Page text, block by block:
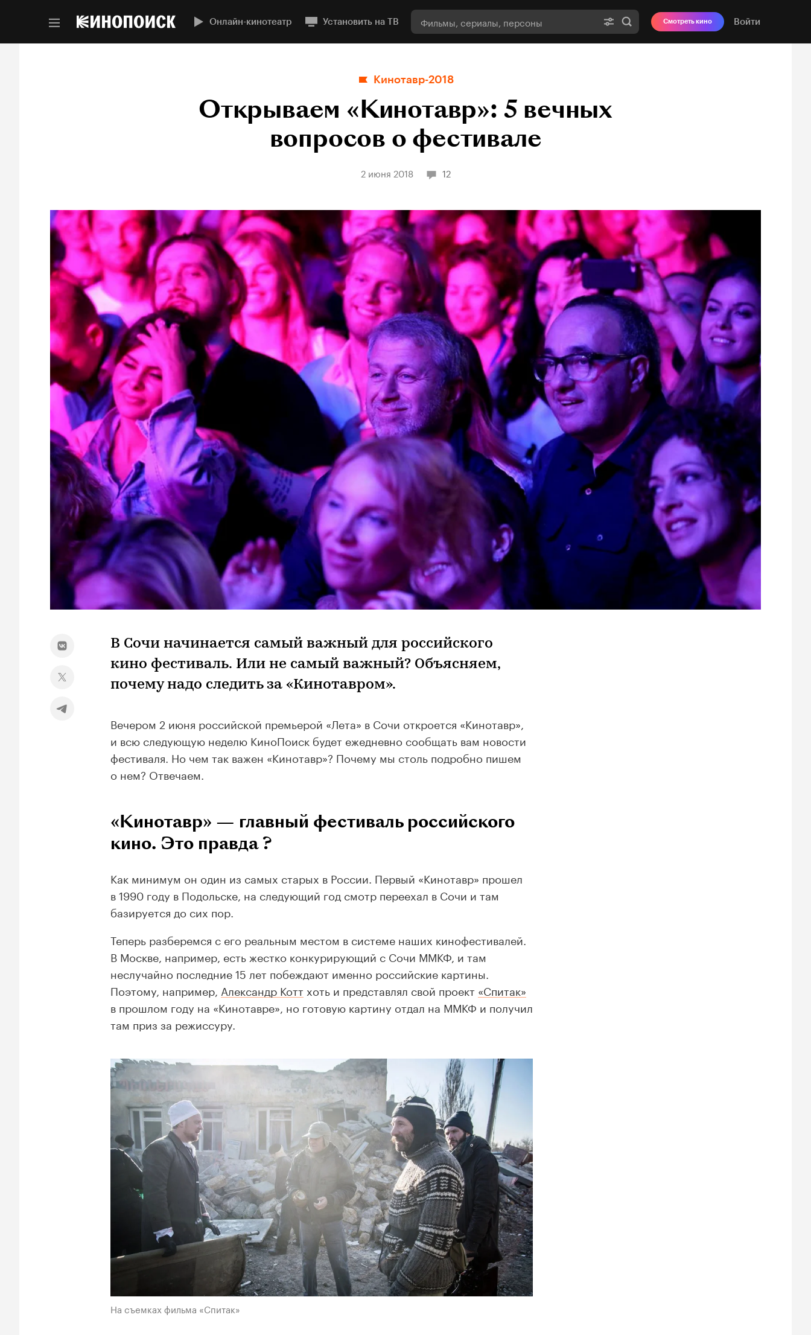
Онлайн-кинотеатр Установить на ТВ Смотреть кино Войти
Кинотавр-2018
Открываем «Кинотавр»: 5 вечных
вопросов о фестивале
2 июня 2018 12
В Сочи начинается самый важный для российского
кино фестиваль. Или не самый важный? Объясняем,
почему надо следить за «Кинотавром».
Вечером 2 июня российской премьерой «Лета» в Сочи откроется «Кинотавр»,
и всю следующую неделю КиноПоиск будет ежедневно сообщать вам новости
фестиваля. Но чем так важен «Кинотавр»? Почему мы столь подробно пишем
о нем? Отвечаем.
«Кинотавр» — главный фестиваль российского
кино. Это правда ?
Как минимум он один из самых старых в России. Первый «Кинотавр» прошел
в 1990 году в Подольске, на следующий год смотр переехал в Сочи и там
базируется до сих пор.
Теперь разберемся с его реальным местом в системе наших кинофестивалей.
В Москве, например, есть жестко конкурирующий с Сочи ММКФ, и там
неслучайно последние 15 лет побеждают именно российские картины.
Поэтому, например, Александр Котт хоть и представлял свой проект «Спитак»
в прошлом году на «Кинотавре», но готовую картину отдал на ММКФ и получил
там приз за режиссуру.
На съемках фильма «Спитак»